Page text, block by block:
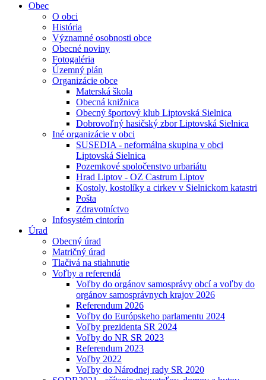
Obec
O obci
História
Významné osobnosti obce
Obecné noviny
Fotogaléria
Územný plán
Organizácie obce
Materská škola
Obecná knižnica
Obecný športový klub Liptovská Sielnica
Dobrovoľný hasičský zbor Liptovská Sielnica
Iné organizácie v obci
SUSEDIA - neformálna skupina v obci
Liptovská Sielnica
Pozemkové spoločenstvo urbariátu
Hrad Liptov - OZ Castrum Liptov
Kostoly, kostolíky a cirkev v Sielnickom katastri
Pošta
Zdravotníctvo
Infosystém cintorín
Úrad
Obecný úrad
Matričný úrad
Tlačivá na stiahnutie
Voľby a referendá
Voľby do orgánov samosprávy obcí a voľby do
orgánov samosprávnych krajov 2026
Referendum 2026
Voľby do Európskeho parlamentu 2024
Voľby prezidenta SR 2024
Voľby do NR SR 2023
Referendum 2023
Voľby 2022
Voľby do Národnej rady SR 2020